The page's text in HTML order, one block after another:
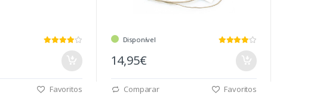
Favoritos
Disponível
14,95€
Comparar Favoritos